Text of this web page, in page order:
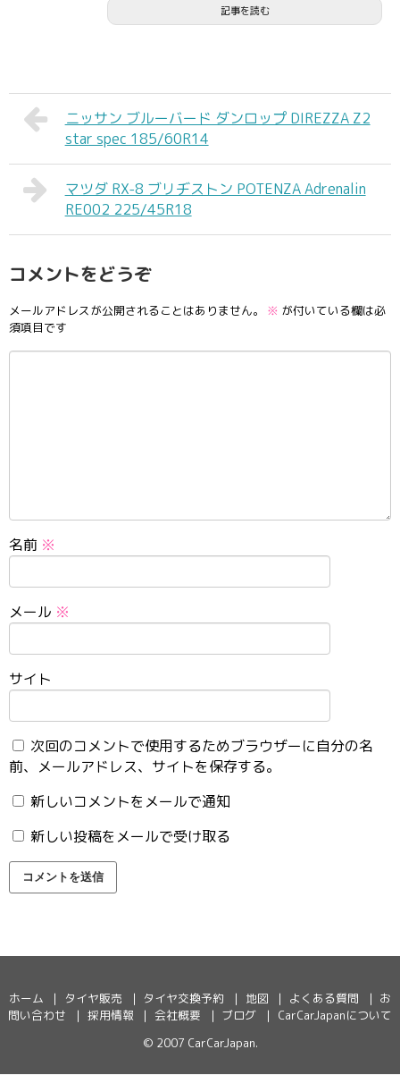
記事を読む
ニッサン ブルーバード ダンロップ DIREZZA Z2
star spec 185/60R14
マツダ RX-8 ブリヂストン POTENZA Adrenalin
RE002 225/45R18
コメントをどうぞ
メールアドレスが公開されることはありません。 ※ が付いている欄は必
須項目です
名前 ※
メール ※
サイト
次回のコメントで使用するためブラウザーに自分の名
前、メールアドレス、サイトを保存する。
新しいコメントをメールで通知
新しい投稿をメールで受け取る
ホーム タイヤ販売 タイヤ交換予約 地図 よくある質問
お
問い合わせ
採用情報 会社概要 ブログ
CarCarJapanについて
© 2007 CarCarJapan.